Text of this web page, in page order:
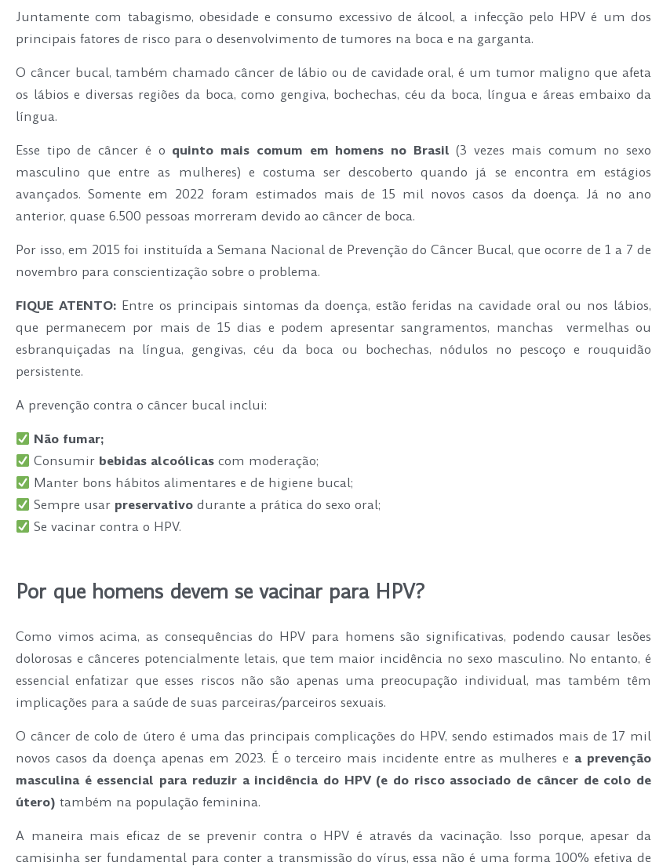
Juntamente com tabagismo, obesidade e consumo excessivo de álcool, a infecção pelo HPV é um dos
principais fatores de risco para o desenvolvimento de tumores na boca e na garganta.
O câncer bucal, também chamado câncer de lábio ou de cavidade oral, é um tumor maligno que afeta
os lábios e diversas regiões da boca, como gengiva, bochechas, céu da boca, língua e áreas embaixo da
língua.
Esse tipo de câncer é o quinto mais comum em homens no Brasil (3 vezes mais comum no sexo
masculino que entre as mulheres) e costuma ser descoberto quando já se encontra em estágios
avançados. Somente em 2022 foram estimados mais de 15 mil novos casos da doença. Já no ano
anterior, quase 6.500 pessoas morreram devido ao câncer de boca.
Por isso, em 2015 foi instituída a Semana Nacional de Prevenção do Câncer Bucal, que ocorre de 1 a 7 de
novembro para conscientização sobre o problema.
FIQUE ATENTO:
Entre os principais sintomas da doença, estão feridas na cavidade oral ou nos lábios,
que permanecem por mais de 15 dias e podem apresentar sangramentos, manchas vermelhas ou
esbranquiçadas na língua, gengivas, céu da boca ou bochechas, nódulos no pescoço e rouquidão
persistente.
A prevenção contra o câncer bucal inclui:
Não fumar;
Consumir bebidas alcoólicas com moderação;
Manter bons hábitos alimentares e de higiene bucal;
Sempre usar preservativo durante a prática do sexo oral;
Se vacinar contra o HPV.
Por que homens devem se vacinar para HPV?
Como vimos acima, as consequências do HPV para homens são significativas, podendo causar lesões
dolorosas e cânceres potencialmente letais, que tem maior incidência no sexo masculino. No entanto, é
essencial enfatizar que esses riscos não são apenas uma preocupação individual, mas também têm
implicações para a saúde de suas parceiras/parceiros sexuais.
O câncer de colo de útero é uma das principais complicações do HPV, sendo estimados mais de 17 mil
novos casos da doença apenas em 2023. É o terceiro mais incidente entre as mulheres e a prevenção
masculina é essencial para reduzir a incidência do HPV (e do risco associado de câncer de colo de
útero) também na população feminina.
A maneira mais eficaz de se prevenir contra o HPV é através da vacinação. Isso porque, apesar da
camisinha ser fundamental para conter a transmissão do vírus, essa não é uma forma 100% efetiva de